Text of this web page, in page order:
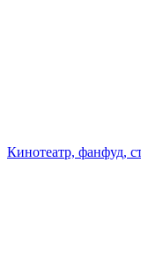
Кинотеатр, фанфуд,